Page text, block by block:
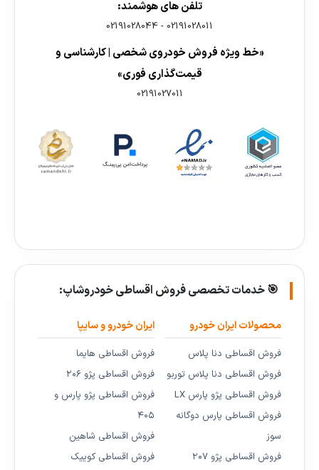
تلفن های هوشمند:
02191028011
-
02191028044
«خط ویژه فروش خودروی شخصی | کارشناسی و
قیمت‌گذاری فوری»
02191027011
🎯 خدمات تخصصی فروش اقساطی خودروشاپ:
محصولات ایران خودرو
فروش اقساطی دنا پلاس
فروش اقساطی دنا پلاس توربو
فروش اقساطی پژو پارس LX
فروش اقساطی پارس دوگانه
سوز
فروش اقساطی پژو ۲۰۷
ایران خودرو و سایپا
فروش اقساطی هایما
فروش اقساطی پژو ۲۰۶
فروش اقساطی پژو پارس و
۴۰۵
فروش اقساطی شاهین
فروش اقساطی کوییک